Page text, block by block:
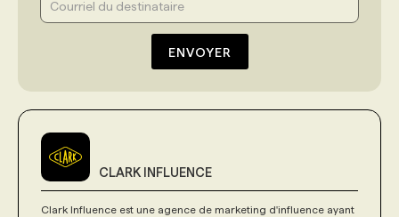
ENVOYER
CLARK INFLUENCE
Clark Influence est une agence de marketing d'influence ayant